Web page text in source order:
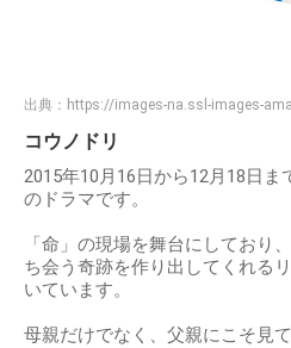
出典： https://images-na.ssl-images-
コウノドリ
2015年10月16日から12月18日
のドラマです。
「命」の現場を舞台にしており
ち会う奇跡を作り出してくれる
いています。
母親だけでなく、父親にこそ見